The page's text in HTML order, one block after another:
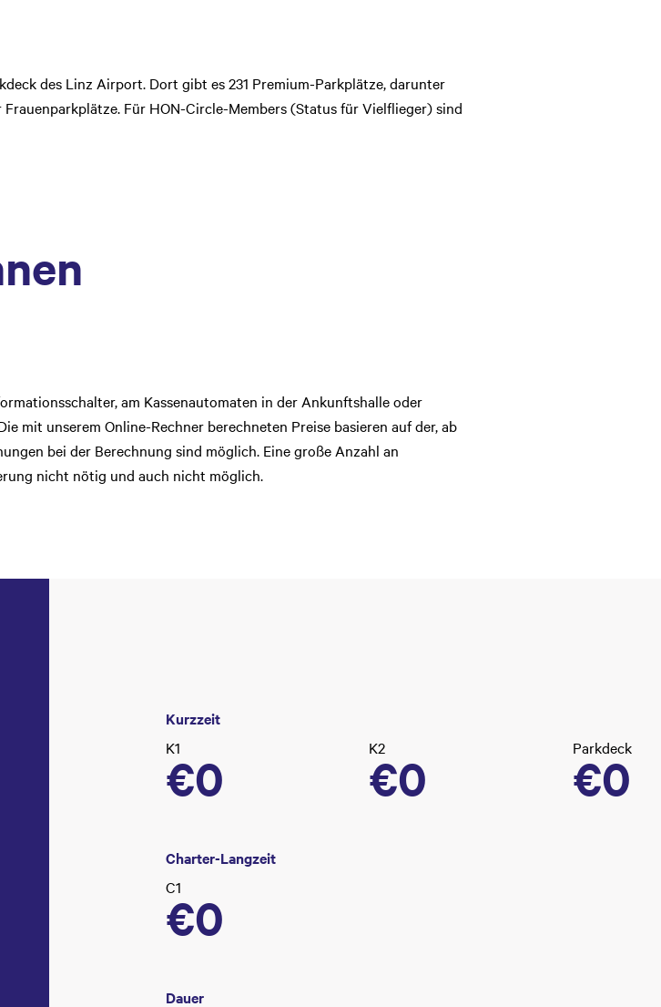
des Linz Airport. Dort gibt es 231 Premium-Parkplätze, darunter
Für HON-Circle-Members (Status für Vielflieger) sind
am Kassenautomaten in der Ankunftshalle oder
mit unserem Online-Rechner berechneten Preise basieren auf der, ab
bei der Berechnung sind möglich. Eine große Anzahl an
nicht nötig und auch nicht möglich.
Kurzzeit
K1
€0
K2
€0
Parkdeck
€0
Charter-Langzeit
C1
€0
Dauer